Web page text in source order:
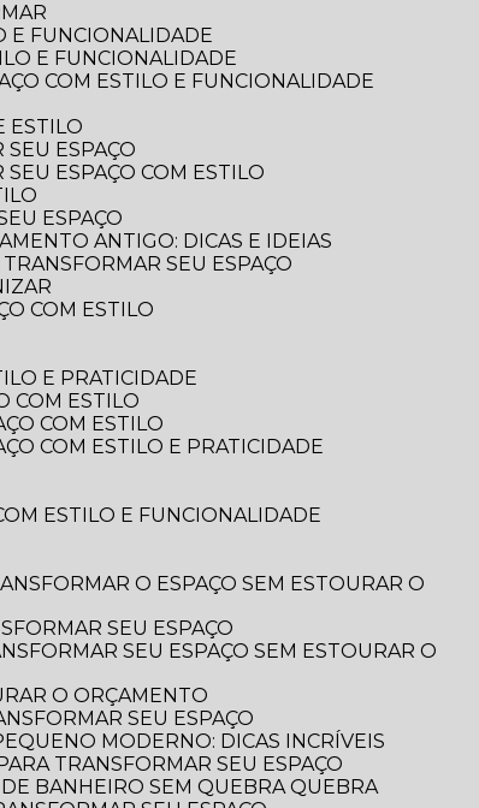
E FUNCIONALIDADE
E FUNCIONALIDADE
COM ESTILO E FUNCIONALIDADE
ESTILO
SEU ESPAÇO
ESPAÇO COM ESTILO
ESPAÇO
ANTIGO: DICAS E IDEIAS
SEU ESPAÇO
COM ESTILO
E PRATICIDADE
COM ESTILO
COM ESTILO
COM ESTILO E PRATICIDADE
ESTILO E FUNCIONALIDADE
SEU ESPAÇO
O ORÇAMENTO
SEU ESPAÇO
MODERNO: DICAS INCRÍVEIS
TRANSFORMAR SEU ESPAÇO
DE BANHEIRO SEM QUEBRA QUEBRA